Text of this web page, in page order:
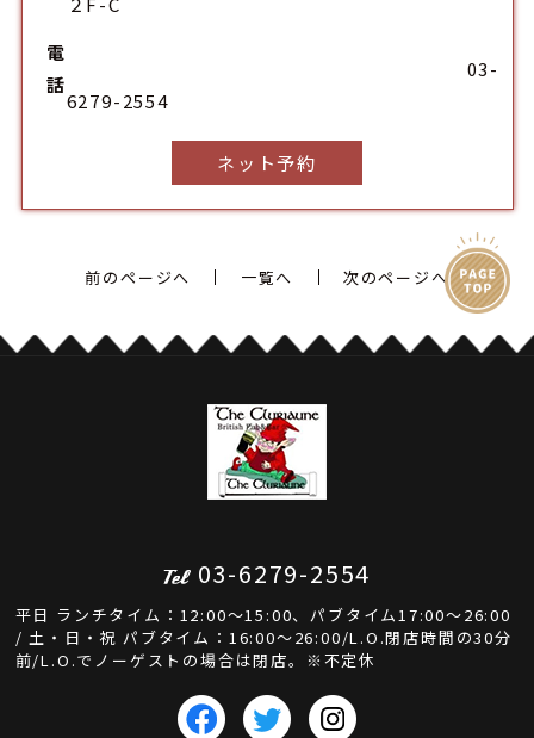
電
話
03-
6279-2554
ネット予約
前のページへ 一覧へ 次のページへ
03-6279-2554
平日 ランチタイム：12:00～15:00、パブタイム17:00～26:00
/ 土・日・祝 パブタイム：16:00～26:00/L.O.閉店時間の30分
前/L.O.でノーゲストの場合は閉店。※不定休